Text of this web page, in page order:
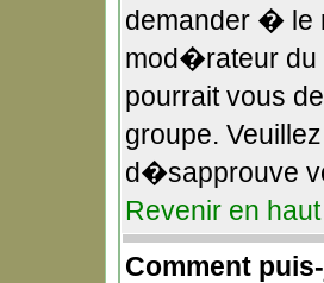
demander � le
mod�rateur du
pourrait vous
groupe.
d�sapprouve
Revenir en
Comment